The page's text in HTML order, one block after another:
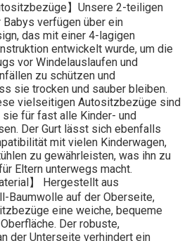
】Unsere 2-teiligen
verfügen über ein
das mit einer 4-lagigen
entwickelt wurde, um die
vor Windelauslaufen und
zu schützen und
sie trocken und sauber bleiben.
vielseitigen Autositzbezüge sind
für fast alle Kinder- und
Der Gurt lässt sich ebenfalls
mit vielen Kinderwagen,
zu gewährleisten, was ihn zu
Eltern unterwegs macht.
】 Hergestellt aus
Baumwolle auf der Oberseite,
eine weiche, bequeme
Der robuste,
der Unterseite verhindert ein